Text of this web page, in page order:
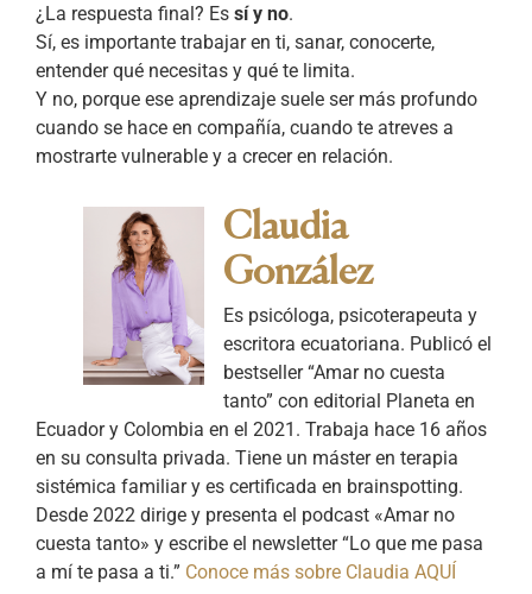
¿La respuesta final? Es sí y no.
Sí, es importante trabajar en ti, sanar, conocerte,
entender qué necesitas y qué te limita.
Y no, porque ese aprendizaje suele ser más profundo
cuando se hace en compañía, cuando te atreves a
mostrarte vulnerable y a crecer en relación.
Claudia
González
Es psicóloga, psicoterapeuta y
escritora ecuatoriana. Publicó el
bestseller “Amar no cuesta
tanto” con editorial Planeta en
Ecuador y Colombia en el 2021. Trabaja hace 16 años
en su consulta privada. Tiene un máster en terapia
sistémica familiar y es certificada en brainspotting.
Desde 2022 dirige y presenta el podcast «Amar no
cuesta tanto» y escribe el newsletter “Lo que me pasa
a mí te pasa a ti.” Conoce más sobre Claudia AQUÍ